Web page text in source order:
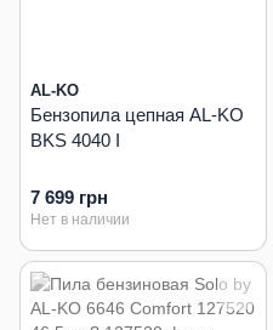
AL-KO
Бензопила цепная AL-KO
BKS 4040 I
7 699 грн
Нет в наличии